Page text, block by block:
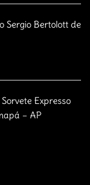
Sergio Bertolott de
Expresso
– AP